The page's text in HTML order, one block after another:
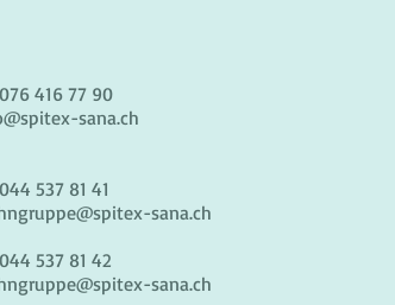
416 77 90
sana.ch
537 81 41
sana.ch
537 81 42
sana.ch